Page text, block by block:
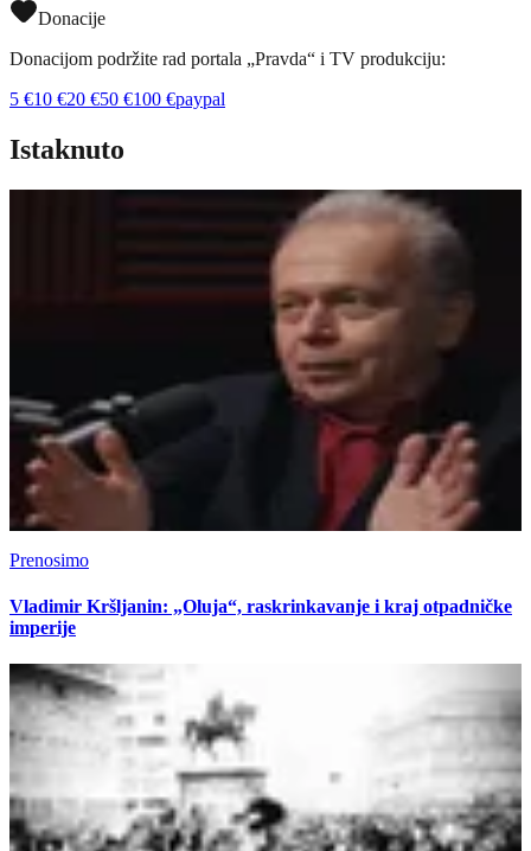
Donacije
Donacijom podržite rad portala „Pravda“ i TV produkciju:
5 €10 €20 €50 €100 €paypal
Istaknuto
Prenosimo
Vladimir Kršljanin: „Oluja“, raskrinkavanje i kraj otpadničke
imperije